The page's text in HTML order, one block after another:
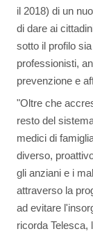
il 2018) di un
di dare ai
sotto il profilo
professionisti,
prevenzione e
"Oltre che
resto del
medici di
diverso,
gli anziani e i
attraverso la
ad evitare
ricorda Telesca,